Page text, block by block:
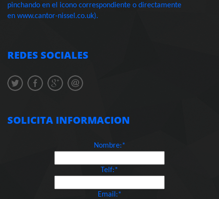
pinchando en el icono correspondiente o directamente
en www.cantor-nissel.co.uk).
REDES SOCIALES
SOLICITA INFORMACION
Nombre:*
Telf:*
Email:*